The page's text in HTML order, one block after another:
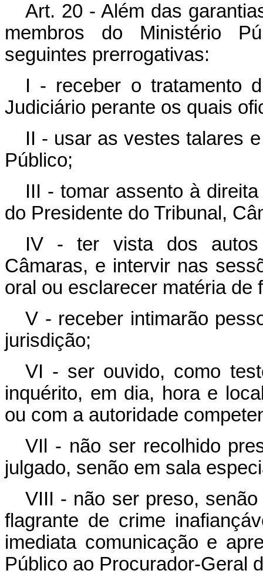
Art. 20 - Além das
membros do Ministério
seguintes prerrogativas:
I - receber o tratamento
Judiciário perante os quais
II - usar as vestes talares
Público;
III - tomar assento à
do Presidente do Tribunal,
IV - ter vista dos autos
Câmaras, e intervir nas
oral ou esclarecer matéria de
V - receber intimarão
jurisdição;
VI - ser ouvido, como
inquérito, em dia, hora e
ou com a autoridade
VIl - não ser recolhido
julgado, senão em sala
VIII - não ser preso,
flagrante de crime
imediata comunicação e
Público ao Procurador-Geral